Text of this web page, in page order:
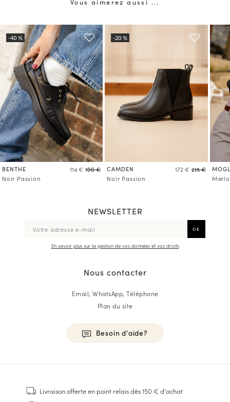
BENTHE 114 € 190 €
Noir Passion
CAMDEN 172 € 215 €
Noir Passion
NEWSLETTER
En savoir plus sur la gestion de vos données et vos droits
Nous contacter
Email, WhatsApp, Téléphone
Plan du site
Besoin d'aide?
BasketsLivraison offerteen point relais dès 150 € d'achat